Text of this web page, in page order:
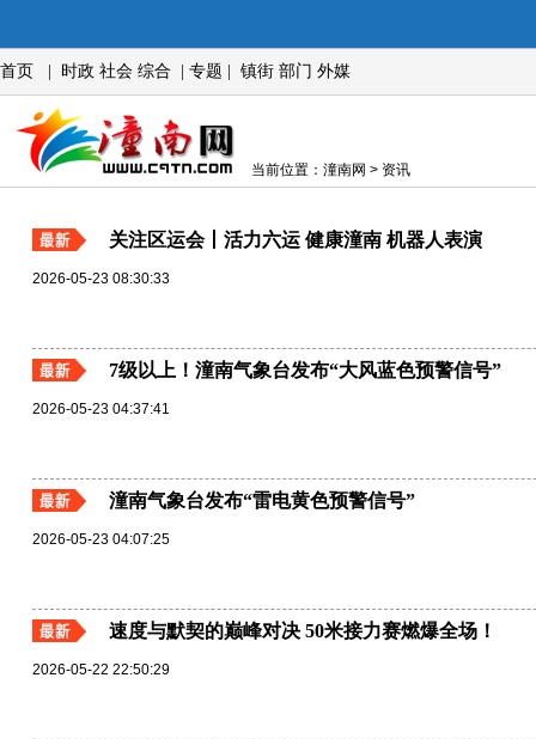
首页 时政 社会 综合 专题 镇街 部门 外媒
当前位置：潼南网 > 资讯
关注区运会丨活力六运 健康潼南 机器人表演
2026-05-23 08:30:33
7级以上！潼南气象台发布“大风蓝色预警信号”
2026-05-23 04:37:41
潼南气象台发布“雷电黄色预警信号”
2026-05-23 04:07:25
速度与默契的巅峰对决 50米接力赛燃爆全场！
2026-05-22 22:50:29